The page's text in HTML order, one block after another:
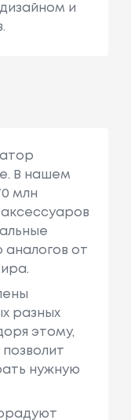
и
В нашем
млн
от
разных
этому,
нужную